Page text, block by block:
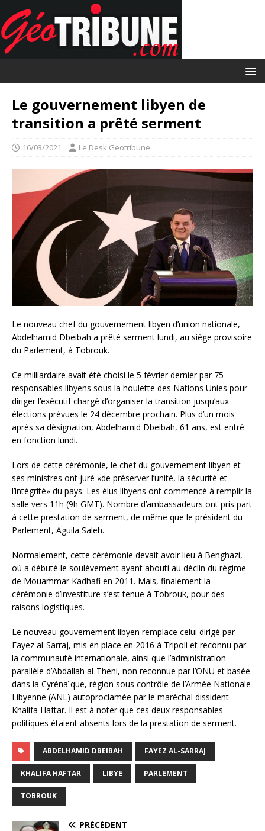
Le gouvernement libyen de
transition a prêté serment
16/03/2021 Le Desk Geotribune
Le nouveau chef du gouvernement libyen d’union nationale,
Abdelhamid Dbeibah a prêté serment lundi, au siège provisoire
du Parlement, à Tobrouk.
Ce milliardaire avait été choisi le 5 février dernier par 75
responsables libyens sous la houlette des Nations Unies pour
diriger l’exécutif chargé d’organiser la transition jusqu’aux
élections prévues le 24 décembre prochain. Plus d’un mois
après sa désignation, Abdelhamid Dbeibah, 61 ans, est entré
en fonction lundi.
Lors de cette cérémonie, le chef du gouvernement libyen et
ses ministres ont juré «de préserver l’unité, la sécurité et
l’intégrité» du pays. Les élus libyens ont commencé à remplir la
salle vers 11h (9h GMT). Nombre d’ambassadeurs ont pris part
à cette prestation de serment, de même que le président du
Parlement, Aguila Saleh.
Normalement, cette cérémonie devait avoir lieu à Benghazi,
où a débuté le soulèvement ayant abouti au déclin du régime
de Mouammar Kadhafi en 2011. Mais, finalement la
cérémonie d’investiture s’est tenue à Tobrouk, pour des
raisons logistiques.
Le nouveau gouvernement libyen remplace celui dirigé par
Fayez al-Sarraj, mis en place en 2016 à Tripoli et reconnu par
la communauté internationale, ainsi que l’administration
parallèle d’Abdallah al-Theni, non reconnue par l’ONU et basée
dans la Cyrénaïque, région sous contrôle de l’Armée Nationale
Libyenne (ANL) autoproclamée par le maréchal dissident
Khalifa Haftar. Il est à noter que ces deux responsables
politiques étaient absents lors de la prestation de serment.
ABDELHAMID DBEIBAH FAYEZ AL-SARRAJ
KHALIFA HAFTAR LIBYE PARLEMENT
TOBROUK
PRÉCÉDENT